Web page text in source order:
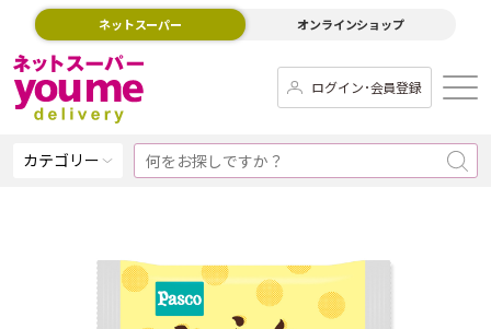
ネットスーパー オンラインショップ
ログイン･会員登録
カテゴリー